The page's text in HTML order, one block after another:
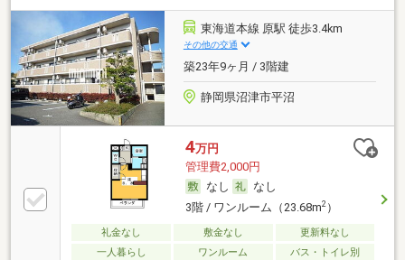
東海道本線 原駅 徒歩3.4km
その他の交通
築23年9ヶ月 / 3階建
静岡県沼津市平沼
4万円
管理費2,000円
なし
なし
3階 / ワンルーム（23.68m2）
礼金なし 敷金なし
更新料なし
一人暮らし
ワンルーム バス・トイレ別